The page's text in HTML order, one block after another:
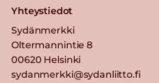
Yhteystiedot
Sydänmerkki
Oltermannintie 8
00620 Helsinki
sydanmerkki@sydanliitto.fi